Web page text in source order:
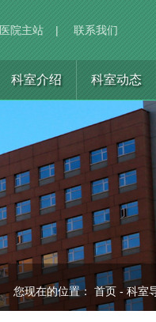
医院主站 | 联系我们
科室介绍 科室动态
您现在的位置： 首页 - 科室